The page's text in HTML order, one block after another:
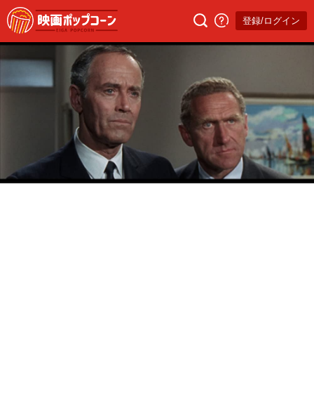
登録/ログイン